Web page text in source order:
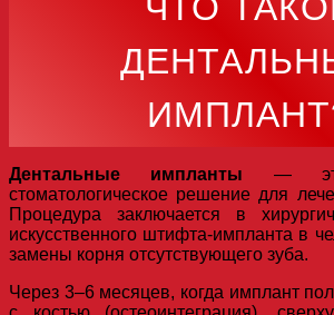
Дентальные импланты — это
стоматологическое решение для
Процедура заключается в
искусственного штифта-импланта в
замены корня отсутствующего зуба.
Через 3–6 месяцев, когда имплант